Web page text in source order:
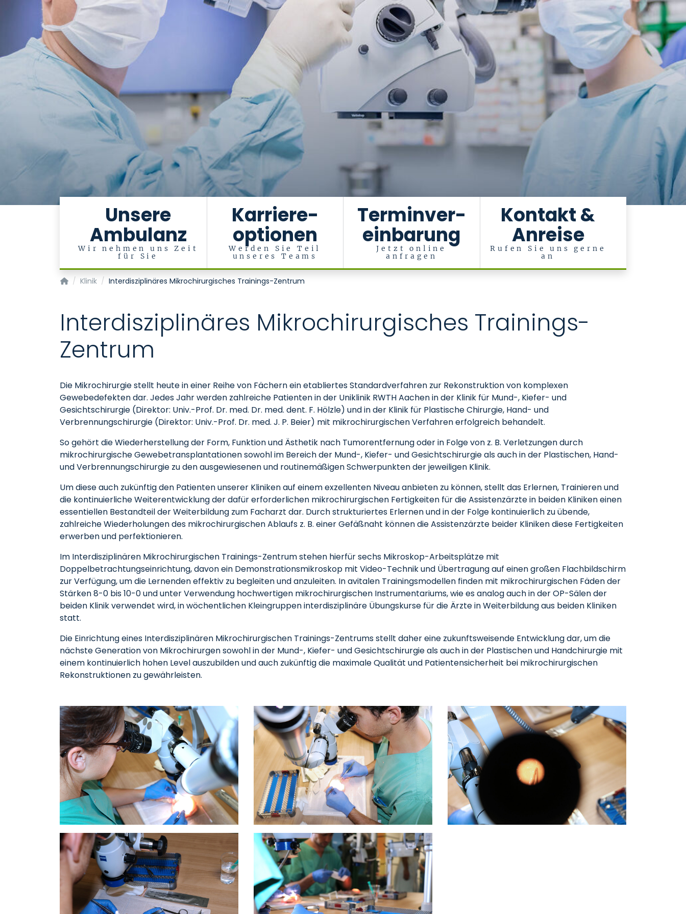
Unsere
Ambulanz
Wir nehmen uns Zeit
für Sie
Karriere-
optionen
Werden Sie Teil
unseres Teams
Terminver-
einbarung
Jetzt online
anfragen
Kontakt &
Anreise
Rufen Sie uns gerne
an
Klinik für Plastische Chirurgie, Hand- und Verbrennungschirurgie
Klinik Interdisziplinäres Mikrochirurgisches Trainings-Zentrum
Interdisziplinäres Mikrochirurgisches Trainings-
Zentrum
Die Mikrochirurgie stellt heute in einer Reihe von Fächern ein etabliertes Standardverfahren zur Rekonstruktion von komplexen
Gewebedefekten dar. Jedes Jahr werden zahlreiche Patienten in der Uniklinik RWTH Aachen in der Klinik für Mund-, Kiefer- und
Gesichtschirurgie (Direktor: Univ.-Prof. Dr. med. Dr. med. dent. F. Hölzle) und in der Klinik für Plastische Chirurgie, Hand- und
Verbrennungschirurgie (Direktor: Univ.-Prof. Dr. med. J. P. Beier) mit mikrochirurgischen Verfahren erfolgreich behandelt.
So gehört die Wiederherstellung der Form, Funktion und Ästhetik nach Tumorentfernung oder in Folge von z. B. Verletzungen durch
mikrochirurgische Gewebetransplantationen sowohl im Bereich der Mund-, Kiefer- und Gesichtschirurgie als auch in der Plastischen, Hand-
und Verbrennungschirurgie zu den ausgewiesenen und routinemäßigen Schwerpunkten der jeweiligen Klinik.
Um diese auch zukünftig den Patienten unserer Kliniken auf einem exzellenten Niveau anbieten zu können, stellt das Erlernen, Trainieren und
die kontinuierliche Weiterentwicklung der dafür erforderlichen mikrochirurgischen Fertigkeiten für die Assistenzärzte in beiden Kliniken einen
essentiellen Bestandteil der Weiterbildung zum Facharzt dar. Durch strukturiertes Erlernen und in der Folge kontinuierlich zu übende,
zahlreiche Wiederholungen des mikrochirurgischen Ablaufs z. B. einer Gefäßnaht können die Assistenzärzte beider Kliniken diese Fertigkeiten
erwerben und perfektionieren.
Im Interdisziplinären Mikrochirurgischen Trainings-Zentrum stehen hierfür sechs Mikroskop-Arbeitsplätze mit
Doppelbetrachtungseinrichtung, davon ein Demonstrationsmikroskop mit Video-Technik und Übertragung auf einen großen Flachbildschirm
zur Verfügung, um die Lernenden effektiv zu begleiten und anzuleiten. In avitalen Trainingsmodellen finden mit mikrochirurgischen Fäden der
Stärken 8-0 bis 10-0 und unter Verwendung hochwertigen mikrochirurgischen Instrumentariums, wie es analog auch in der OP-Sälen der
beiden Klinik verwendet wird, in wöchentlichen Kleingruppen interdisziplinäre Übungskurse für die Ärzte in Weiterbildung aus beiden Kliniken
statt.
Die Einrichtung eines Interdisziplinären Mikrochirurgischen Trainings-Zentrums stellt daher eine zukunftsweisende Entwicklung dar, um die
nächste Generation von Mikrochirurgen sowohl in der Mund-, Kiefer- und Gesichtschirurgie als auch in der Plastischen und Handchirurgie mit
einem kontinuierlich hohen Level auszubilden und auch zukünftig die maximale Qualität und Patientensicherheit bei mikrochirurgischen
Rekonstruktionen zu gewährleisten.